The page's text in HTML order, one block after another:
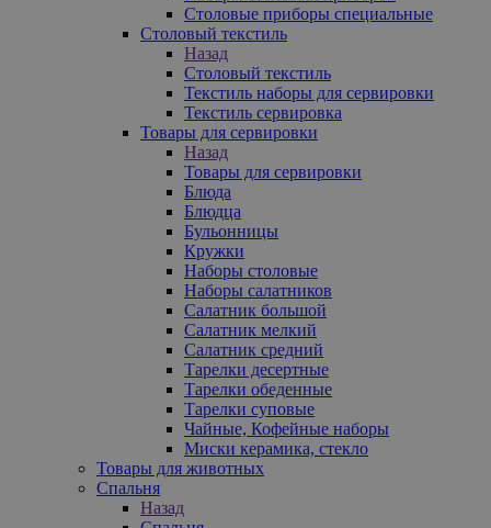
Столовые приборы специальные
Столовый текстиль
Назад
Столовый текстиль
Текстиль наборы для сервировки
Текстиль сервировка
Товары для сервировки
Назад
Товары для сервировки
Блюда
Блюдца
Бульонницы
Кружки
Наборы столовые
Наборы салатников
Салатник большой
Салатник мелкий
Салатник средний
Тарелки десертные
Тарелки обеденные
Тарелки суповые
Чайные, Кофейные наборы
Миски керамика, стекло
Товары для животных
Спальня
Назад